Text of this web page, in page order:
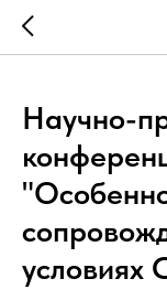
Научно-
условиях